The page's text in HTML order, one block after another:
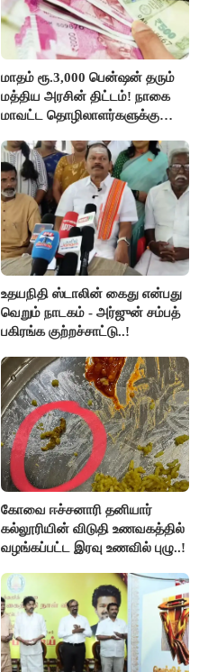
மாதம் ரூ.3,000 பென்ஷன் தரும்
மத்திய அரசின் திட்டம்! நாகை
மாவட்ட தொழிலாளர்களுக்கு
செய்தி!
உதயநிதி ஸ்டாலின் கைது என்பது
வெறும் நாடகம் - அர்ஜுன் சம்பத்
பகிரங்க குற்றச்சாட்டு..!
கோவை ஈச்சனாரி தனியார்
கல்லூரியின் விடுதி உணவகத்தில்
வழங்கப்பட்ட இரவு உணவில் புழு..!